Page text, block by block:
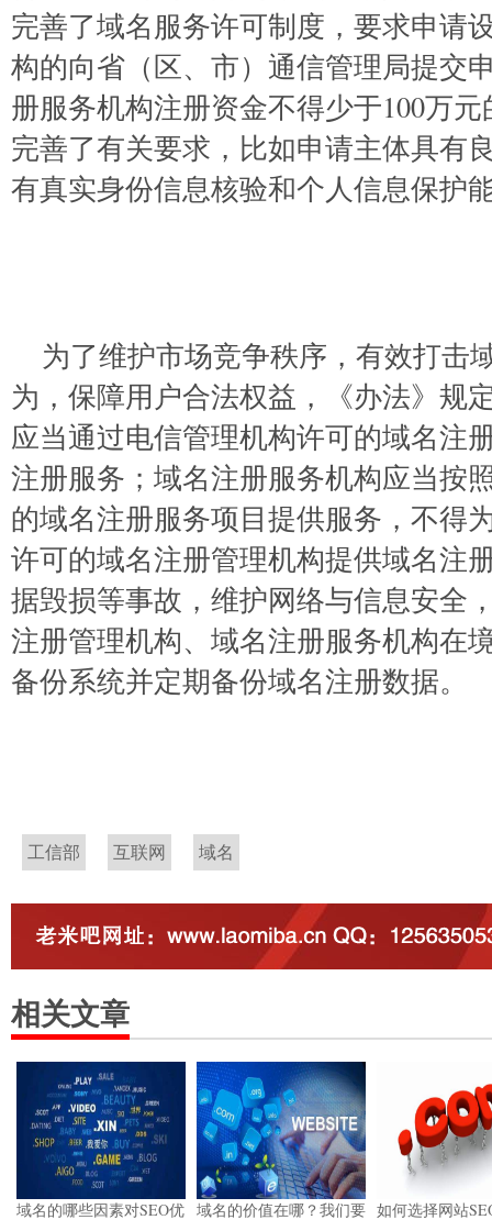
完善了域名服务许可制度，要求申请
构的向省（区、市）通信管理局提交
册服务机构注册资金不得少于100万
完善了有关要求，比如申请主体具有
有真实身份信息核验和个人信息保护
为了维护市场竞争秩序，有效打击
为，保障用户合法权益，《办法》规
应当通过电信管理机构许可的域名注
注册服务；域名注册服务机构应当按
的域名注册服务项目提供服务，不得
许可的域名注册管理机构提供域名注
据毁损等事故，维护网络与信息安全
注册管理机构、域名注册服务机构在
备份系统并定期备份域名注册数据。
工信部 互联网 域名
相关文章
域名的哪些因素对SEO优 域名的价值在哪？我们要 如何选择网站